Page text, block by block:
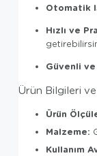
Otomatik
Hızlı ve
Güvenli
Ürün Bilgileri
Ürün
Malzeme:
Kullanım